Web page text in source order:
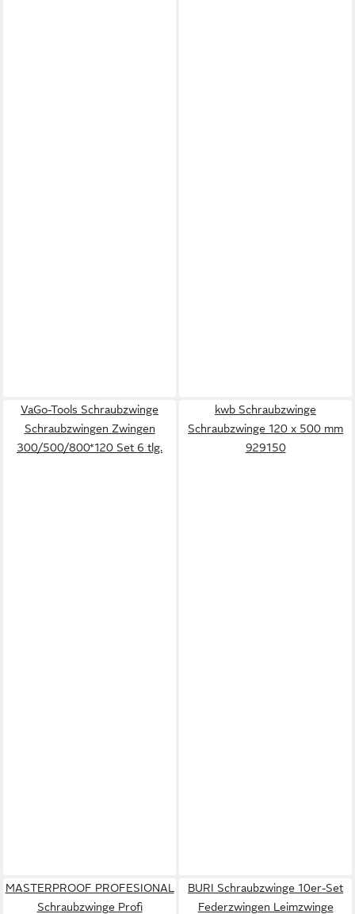
VaGo-Tools Schraubzwinge
Schraubzwingen Zwingen
300/500/800*120 Set 6 tlg.
kwb Schraubzwinge
Schraubzwinge 120 x 500 mm
929150
MASTERPROOF PROFESIONAL
Schraubzwinge Profi
BURI Schraubzwinge 10er-Set
Federzwingen Leimzwinge